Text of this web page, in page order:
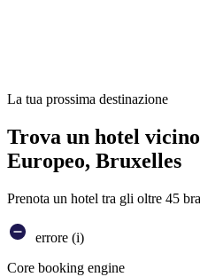
La tua prossima destinazione
Trova un hotel
Europeo, Bruxelles
Prenota un hotel tra gli oltre 45
errore (i)
Core booking engine